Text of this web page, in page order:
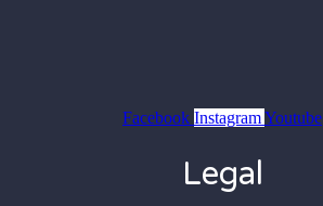
Facebook InstagramYoutube
Legal